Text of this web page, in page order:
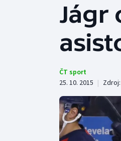
Hokej
Tenis
Cyklistika
Jágr
ČT sport
25. 10. 2015 | Zdroj: